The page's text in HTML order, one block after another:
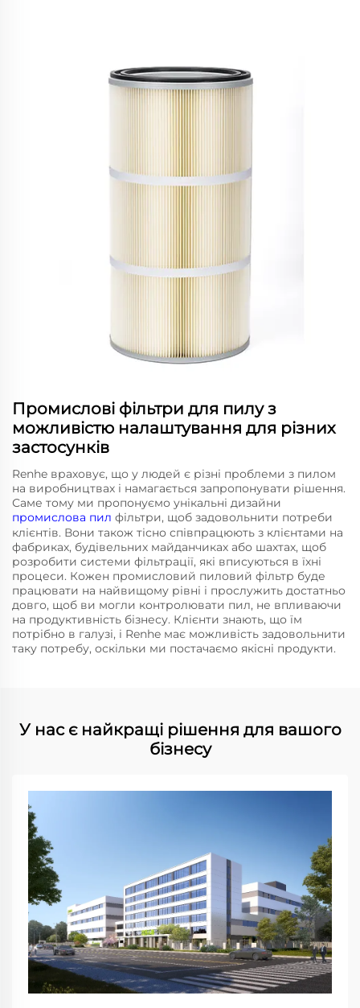
Промислові фільтри для пилу з
можливістю налаштування для різних
застосунків
Renhe враховує, що у людей є різні проблеми з пилом
на виробництвах і намагається запропонувати рішення.
Саме тому ми пропонуємо унікальні дизайни
промислова пил фільтри, щоб задовольнити потреби
клієнтів. Вони також тісно співпрацюють з клієнтами на
фабриках, будівельних майданчиках або шахтах, щоб
розробити системи фільтрації, які вписуються в їхні
процеси. Кожен промисловий пиловий фільтр буде
працювати на найвищому рівні і прослужить достатньо
довго, щоб ви могли контролювати пил, не впливаючи
на продуктивність бізнесу. Клієнти знають, що їм
потрібно в галузі, і Renhe має можливість задовольнити
таку потребу, оскільки ми постачаємо якісні продукти.
У нас є найкращі рішення для вашого
бізнесу